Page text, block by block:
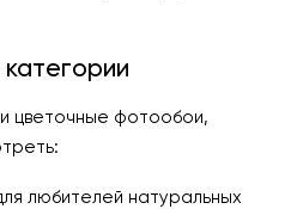
цветочные фотообои,
любителей натуральных